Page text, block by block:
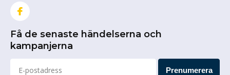
Få de senaste händelserna och
kampanjerna
Prenumerera